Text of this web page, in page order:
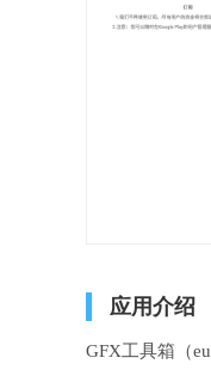
应用介绍
GFX工具箱（